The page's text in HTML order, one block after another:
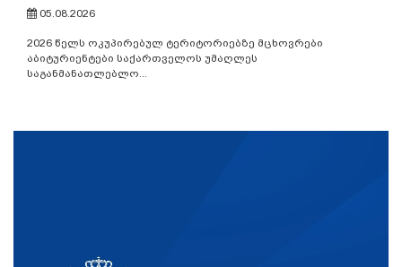
05.08.2026
2026 წელს ოკუპირებულ ტერიტორიებზე მცხოვრები
აბიტურიენტები საქართველოს უმაღლეს
საგანმანათლებლო...